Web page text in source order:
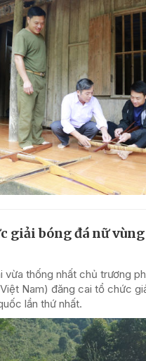
giải bóng đá nữ
vừa thống nhất chủ trương
Nam) đăng cai tổ chức
lần thứ nhất.